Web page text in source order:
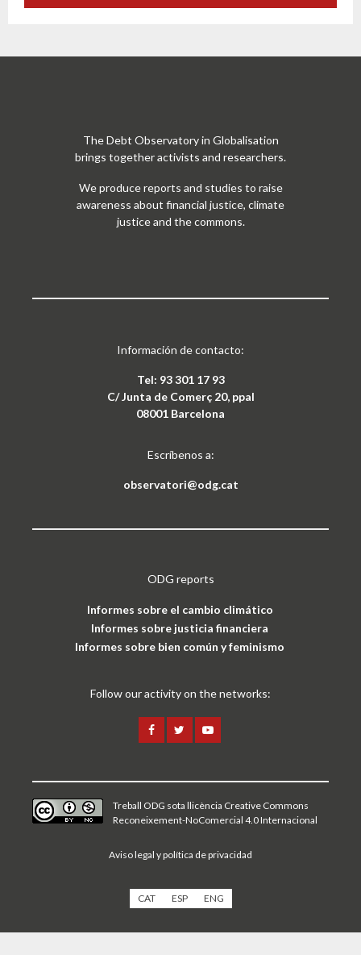
The Debt Observatory in Globalisation
brings together activists and researchers.
We produce reports and studies to raise
awareness about financial justice, climate
justice and the commons.
Información de contacto:
Tel: 93 301 17 93
C/ Junta de Comerç 20, ppal
08001 Barcelona
Escríbenos a:
observatori@odg.cat
ODG reports
Informes sobre el cambio climático
Informes sobre justicia financiera
Informes sobre bien común y feminismo
Follow our activity on the networks:
Treball ODG sota llicència Creative Commons
Reconeixement-NoComercial 4.0 Internacional
Aviso legal y política de privacidad
CAT ESP ENG